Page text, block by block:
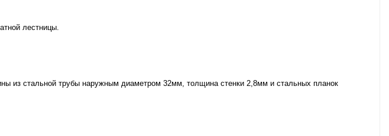
лестницы.
из стальной трубы наружным диаметром 32мм, толщина стенки 2,8мм и стальных планок